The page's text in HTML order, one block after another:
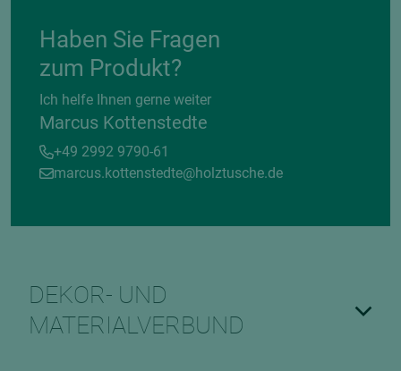
Haben Sie Fragen
zum Produkt?
Ich helfe Ihnen gerne weiter
Marcus Kottenstedte
+49 2992 9790-61
marcus.kottenstedte@holztusche.de
DEKOR- UND
MATERIALVERBUND